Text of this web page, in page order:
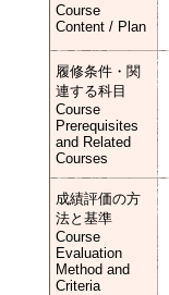
Course
Content / Plan
履修条件・関
連する科目
Course
Prerequisites
and Related
Courses
成績評価の方
法と基準
Course
Evaluation
Method and
Criteria